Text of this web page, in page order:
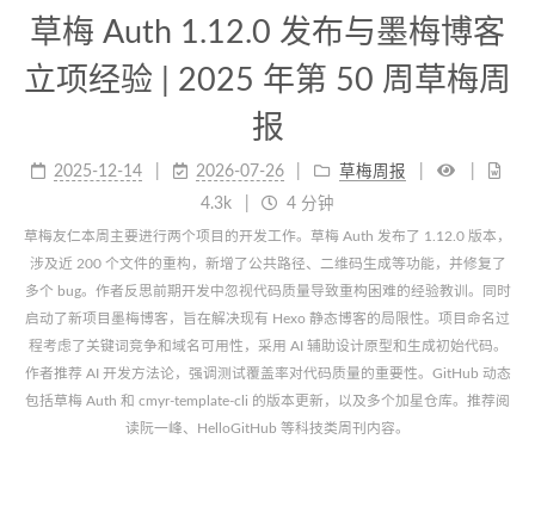
草梅 Auth 1.12.0 发布与墨梅博客
立项经验 | 2025 年第 50 周草梅周
报
2025-12-14 2026-07-26
草梅周报
4.3k
4 分钟
草梅友仁本周主要进行两个项目的开发工作。草梅 Auth 发布了 1.12.0 版本，
涉及近 200 个文件的重构，新增了公共路径、二维码生成等功能，并修复了
多个 bug。作者反思前期开发中忽视代码质量导致重构困难的经验教训。同时
启动了新项目墨梅博客，旨在解决现有 Hexo 静态博客的局限性。项目命名过
程考虑了关键词竞争和域名可用性，采用 AI 辅助设计原型和生成初始代码。
作者推荐 AI 开发方法论，强调测试覆盖率对代码质量的重要性。GitHub 动态
包括草梅 Auth 和 cmyr-template-cli 的版本更新，以及多个加星仓库。推荐阅
读阮一峰、HelloGitHub 等科技类周刊内容。